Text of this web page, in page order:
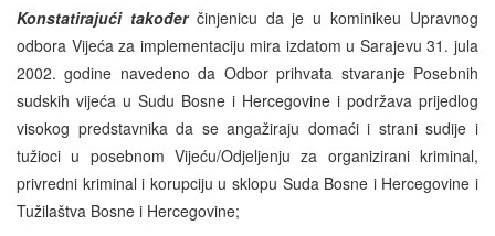
Konstatirajući također činjenicu da je u kominikeu Upravnog
odbora Vijeća za implementaciju mira izdatom u Sarajevu 31. jula
2002. godine navedeno da Odbor prihvata stvaranje Posebnih
sudskih vijeća u Sudu Bosne i Hercegovine i podržava prijedlog
visokog predstavnika da se angažiraju domaći i strani sudije i
tužioci u posebnom Vijeću/Odjeljenju za organizirani kriminal,
privredni kriminal i korupciju u sklopu Suda Bosne i Hercegovine i
Tužilaštva Bosne i Hercegovine;